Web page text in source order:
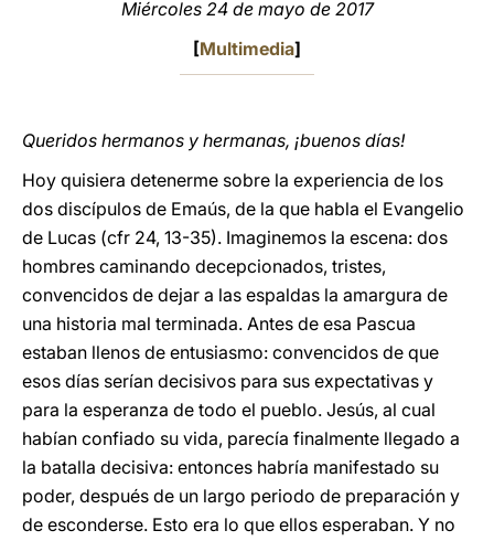
Miércoles 24 de mayo de 2017
[Multimedia]
Queridos hermanos y hermanas, ¡buenos días!
Hoy quisiera detenerme sobre la experiencia de los
dos discípulos de Emaús, de la que habla el Evangelio
de Lucas (cfr 24, 13-35). Imaginemos la escena: dos
hombres caminando decepcionados, tristes,
convencidos de dejar a las espaldas la amargura de
una historia mal terminada. Antes de esa Pascua
estaban llenos de entusiasmo: convencidos de que
esos días serían decisivos para sus expectativas y
para la esperanza de todo el pueblo. Jesús, al cual
habían confiado su vida, parecía finalmente llegado a
la batalla decisiva: entonces habría manifestado su
poder, después de un largo periodo de preparación y
de esconderse. Esto era lo que ellos esperaban. Y no